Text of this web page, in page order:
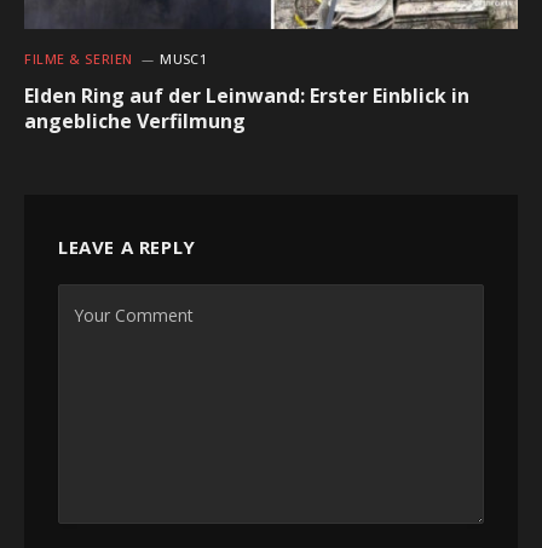
FILME & SERIEN MUSC1
Elden Ring auf der Leinwand: Erster Einblick in
angebliche Verfilmung
LEAVE A REPLY